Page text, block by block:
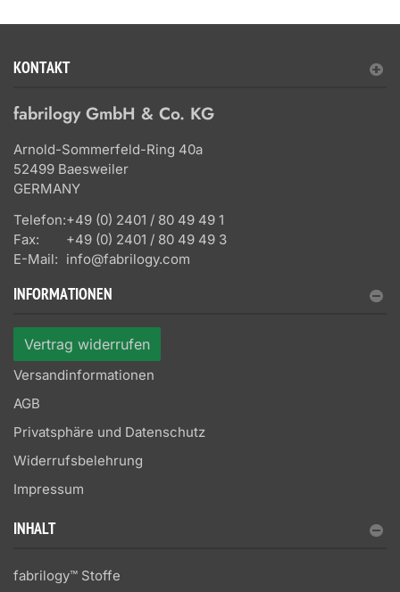
KONTAKT
fabrilogy GmbH & Co. KG
Arnold-Sommerfeld-Ring 40a
52499 Baesweiler
GERMANY
Telefon:+49 (0) 2401 / 80 49 49 1
Fax:
+49 (0) 2401 / 80 49 49 3
E-Mail: info@fabrilogy.com
INFORMATIONEN
Vertrag widerrufen
Versandinformationen
AGB
Privatsphäre und Datenschutz
Widerrufsbelehrung
Impressum
INHALT
fabrilogy™ Stoffe